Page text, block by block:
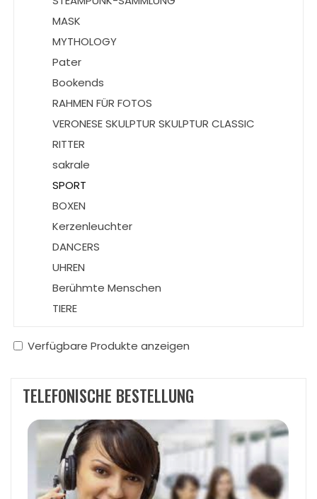
MASK
MYTHOLOGY
Pater
Bookends
RAHMEN FÜR FOTOS
VERONESE SKULPTUR SKULPTUR CLASSIC
RITTER
sakrale
SPORT
BOXEN
Kerzenleuchter
DANCERS
UHREN
Berühmte Menschen
TIERE
Verfügbare Produkte anzeigen
TELEFONISCHE BESTELLUNG